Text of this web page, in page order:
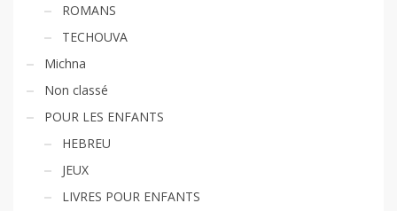
ROMANS
TECHOUVA
Michna
Non classé
POUR LES ENFANTS
HEBREU
JEUX
LIVRES POUR ENFANTS